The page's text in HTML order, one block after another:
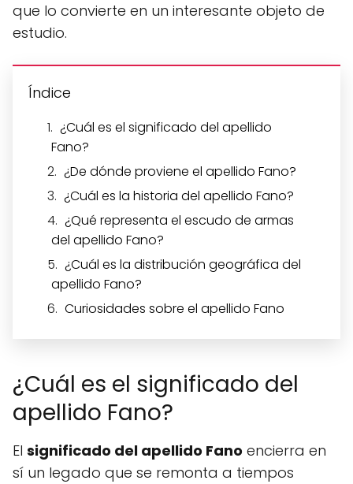
que lo convierte en un interesante objeto de
estudio.
Índice
¿Cuál es el significado del apellido
Fano?
¿De dónde proviene el apellido Fano?
¿Cuál es la historia del apellido Fano?
¿Qué representa el escudo de armas
del apellido Fano?
¿Cuál es la distribución geográfica del
apellido Fano?
Curiosidades sobre el apellido Fano
¿Cuál es el significado del
apellido Fano?
El significado del apellido Fano encierra en
sí un legado que se remonta a tiempos